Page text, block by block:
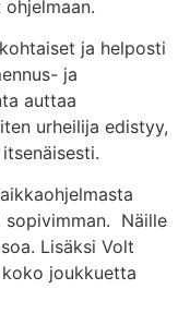
ja helposti
ja
auttaa
urheilija edistyy,
sopivimman. Näille
Lisäksi Volt
joukkuetta